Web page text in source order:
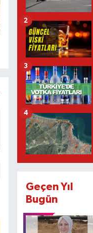
2
3
4
Geçen Yıl
Bugün